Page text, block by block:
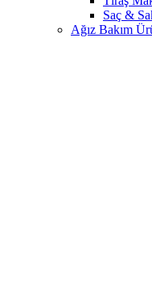
Saç &
Ağız Bakım